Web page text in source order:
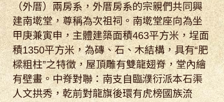
（外厝）兩房系，外厝房系的宗親們共同興
建南墘堂，尊稱為次祖祠。南墘堂座向為坐
甲庚兼寅申，主體建築面積463平方米，埕面
積1350平方米，為磚、石、木結構，具有“肥
樑粗柱”之特徵，屋頂雕有雙龍翅脊，堂內繪
有壁畫。中脊對聯：南支自臨濮衍派本石渠
人文拱秀，乾前對龍旗後環有虎榜國族流